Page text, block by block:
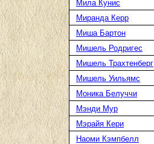
Мила Кунис
Миранда Керр
Миша Бартон
Мишель Родригес
Мишель Трахтенберг
Мишель Уильямс
Моника Белуччи
Мэнди Мур
Мэрайя Кери
Наоми Кэмпбелл